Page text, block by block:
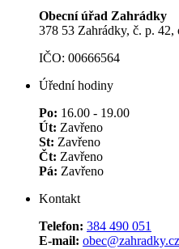
Obecní úřad Zahrádky
378 53 Zahrádky, č. p.
IČO: 00666564
Úřední hodiny
Po: 16.00 - 19.00
Út: Zavřeno
St: Zavřeno
Čt: Zavřeno
Pá: Zavřeno
Kontakt
Telefon: 384 490 051
E-mail: obec@zahradky.cz